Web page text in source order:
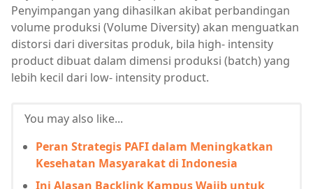
Penyimpangan yang dihasilkan akibat perbandingan
volume produksi (Volume Diversity) akan menguatkan
distorsi dari diversitas produk, bila high- intensity
product dibuat dalam dimensi produksi (batch) yang
lebih kecil dari low- intensity product.
You may also like...
Peran Strategis PAFI dalam Meningkatkan
Kesehatan Masyarakat di Indonesia
Ini Alasan Backlink Kampus Wajib untuk